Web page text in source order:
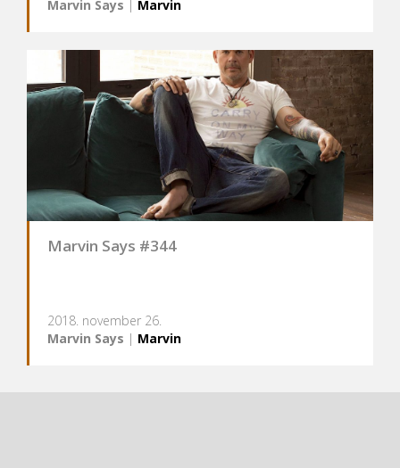
Marvin Says | Marvin
Marvin Says #344
2018. november 26.
Marvin Says | Marvin